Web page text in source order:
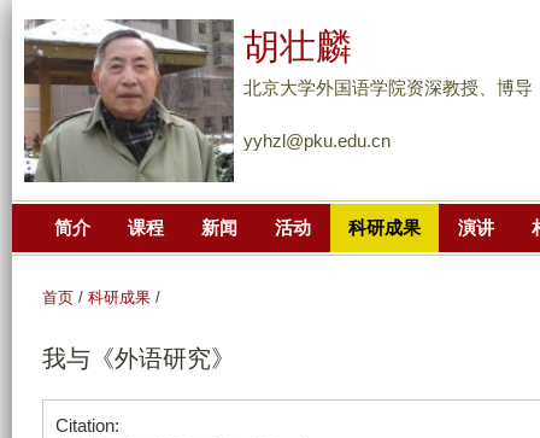
到
主
胡壮麟
北京大学外国语学院资深教授、博导
yyhzl@pku.edu.cn
简介 课程 新闻 活动 科研成果 演讲
首页 / 科研成果 /
我与《外语研究》
Citation: